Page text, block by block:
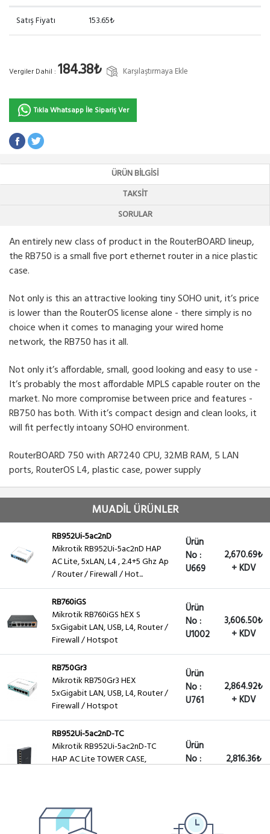
Satış Fiyatı 153.65₺
Vergiler Dahil : 184.38₺ Karşılaştırmaya Ekle
Tıkla Whatsapp İle Sipariş Ver
ÜRÜN BILGISI
TAKSIT
SORULAR
An entirely new class of product in the RouterBOARD lineup,
the RB750 is a small five port ethernet router in a nice plastic
case.
Not only is this an attractive looking tiny SOHO unit, it’s price
is lower than the RouterOS license alone - there simply is no
choice when it comes to managing your wired home
network, the RB750 has it all.
Not only it’s affordable, small, good looking and easy to use -
It’s probably the most affordable MPLS capable router on the
market. No more compromise between price and features -
RB750 has both. With it’s compact design and clean looks, it
will fit perfectly intoany SOHO environment.
RouterBOARD 750 with AR7240 CPU, 32MB RAM, 5 LAN
ports, RouterOS L4, plastic case, power supply
MUADİL ÜRÜNLER
RB952Ui-5ac2nD
Mikrotik RB952Ui-5ac2nD HAP
AC Lite, 5xLAN, L4 , 2.4+5 Ghz Ap
/ Router / Firewall / Hot...
Ürün
No :
U669
2,670.69₺
+ KDV
RB760iGS
Mikrotik RB760iGS hEX S
5xGigabit LAN, USB, L4, Router /
Firewall / Hotspot
Ürün
No :
U1002
3,606.50₺
+ KDV
RB750Gr3
Mikrotik RB750Gr3 HEX
5xGigabit LAN, USB, L4, Router /
Firewall / Hotspot
Ürün
No :
U761
2,864.92₺
+ KDV
RB952Ui-5ac2nD-TC
Mikrotik RB952Ui-5ac2nD-TC
HAP AC Lite TOWER CASE,
Ürün
No :
2,816.36₺